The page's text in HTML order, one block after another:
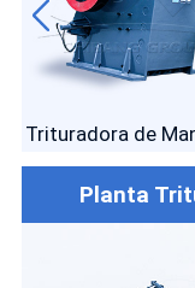
Trituradora de
Planta